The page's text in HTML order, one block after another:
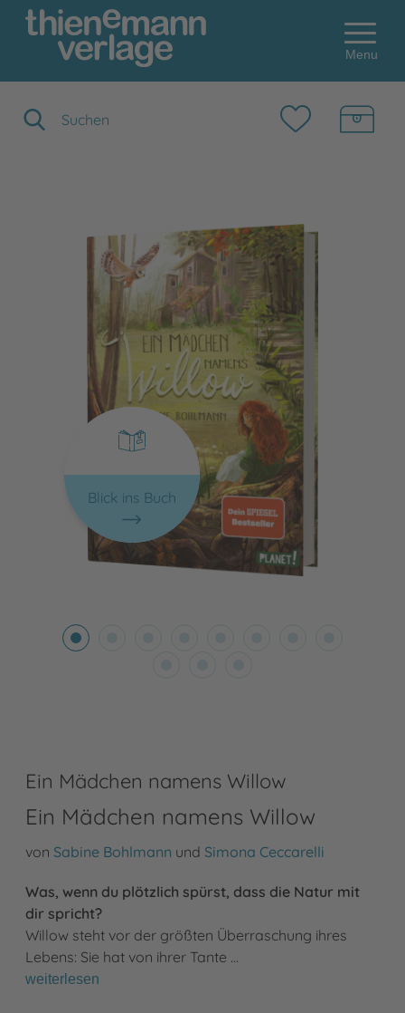
Menu
Blick ins Buch
Ein Mädchen namens Willow
Ein Mädchen namens Willow
von Sabine Bohlmann und Simona Ceccarelli
Was, wenn du plötzlich spürst, dass die Natur mit
dir spricht?
Willow steht vor der größten Überraschung ihres
Lebens: Sie hat von ihrer Tante …
weiterlesen